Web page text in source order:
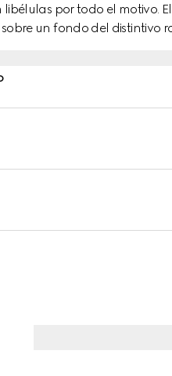
por todo el motivo.
un fondo del distintivo